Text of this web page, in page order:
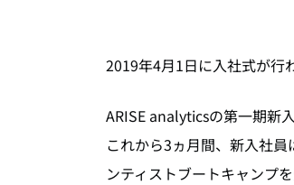
2019年4月1日に入社式が行
ARISE analyticsの第一期新
これから3ヵ月間、新入社
ンティストブートキャンプ